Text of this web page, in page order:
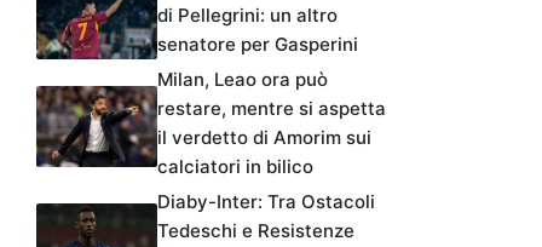
di Pellegrini: un altro
senatore per Gasperini
Milan, Leao ora può
restare, mentre si aspetta
il verdetto di Amorim sui
calciatori in bilico
Diaby-Inter: Tra Ostacoli
Tedeschi e Resistenze